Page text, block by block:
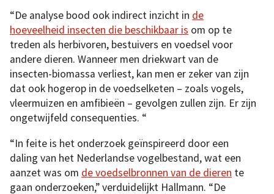
“De analyse bood ook indirect inzicht in de
hoeveelheid insecten die beschikbaar is om op te
treden als herbivoren, bestuivers en voedsel voor
andere dieren. Wanneer men driekwart van de
insecten-biomassa verliest, kan men er zeker van zijn
dat ook hogerop in de voedselketen – zoals vogels,
vleermuizen en amfibieën – gevolgen zullen zijn. Er zijn
ongetwijfeld consequenties. “
“In feite is het onderzoek geïnspireerd door een
daling van het Nederlandse vogelbestand, wat een
aanzet was om de voedselbronnen van de dieren te
gaan onderzoeken,” verduidelijkt Hallmann. “De